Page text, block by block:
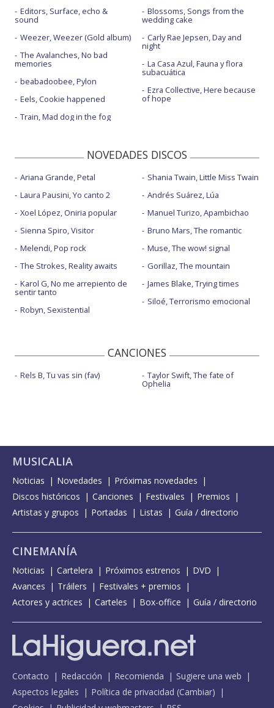
Editors, Surface, echo &
sound
Weezer, Weezer (Gold album)
The Avalanches, No bad
memories
beabadoobee, Pylon
Eels, Cookie happened
Train, Mad dog in the fog
Blossoms, Songs from the
wedding cake
Carly Rae Jepsen, Day and
night
La Casa Azul, Fauna y flora
subacuática
Ezra Collective, Here because
of hope
NOVEDADES DISCOS
Ariana Grande, Petal
Laura Pausini, Yo canto 2
Xoel López, Oniria popular
Sienna Spiro, Visitor
Melendi, Pop rock
The Strokes, Reality awaits
Karol G, No me arrepiento de
sentir tanto
Robyn, Sexistential
Shania Twain, Little Miss Twain
Andrés Suárez, Lúa
Manuel Turizo, Apambichao
Bruno Mars, The romantic
Muse, The wow! signal
Gorillaz, The mountain
James Blake, Trying times
Siloé, Terrorismo emocional
CANCIONES
Rels B, Tu vas sin (fav) Taylor Swift, The fate of
Ophelia
MUSICALIA
Noticias Novedades
Próximas novedades
Discos históricos
Canciones Festivales
Premios
Artistas y grupos
Portadas Listas Guía / directorio
CINEMANÍA
Noticias Cartelera Próximos estrenos
DVD
Avances
Tráilers
Festivales + premios
Actores y actrices
Carteles Box-office Guía / directorio
Contacto Redacción Recomienda
Sugiere una web
Aspectos legales
Política de privacidad (Cambiar)